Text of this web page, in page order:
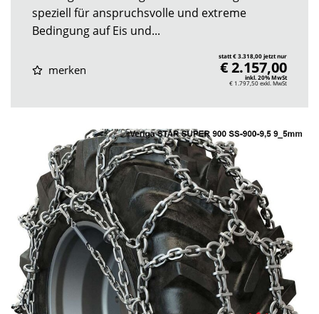
speziell für anspruchsvolle und extreme
Bedingung auf Eis und...
merken
statt € 3.318,00 jetzt nur
€ 2.157,00
inkl. 20% MwSt
€ 1.797,50exkl. MwSt